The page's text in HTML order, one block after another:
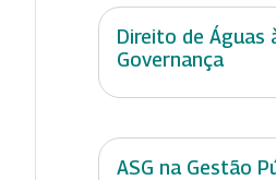
Direito de Águas
Governança
ASG na Gestão